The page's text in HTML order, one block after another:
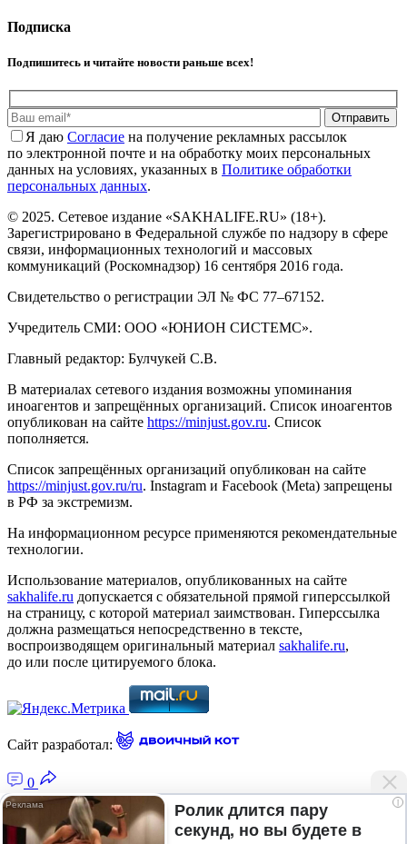
Подписка
Подпишитесь и читайте новости раньше всех!
Отправить
Я даю Cогласие на получение рекламных рассылок
по электронной почте и на обработку моих персональных
данных на условиях, указанных в Политике обработки
персональных данных.
© 2025. Сетевое издание «SAKHALIFE.RU» (18+).
Зарегистрировано в Федеральной службе по надзору в сфере
связи, информационных технологий и массовых
коммуникаций (Роскомнадзор) 16 сентября 2016 года.
Свидетельство о регистрации ЭЛ № ФС 77–67152.
Учредитель СМИ: ООО «ЮНИОН СИСТЕМС».
Главный редактор: Булчукей С.В.
В материалах сетевого издания возможны упоминания
иноагентов и запрещённых организаций. Список иноагентов
опубликован на сайте https://minjust.gov.ru. Список
пополняется.
Список запрещённых организаций опубликован на сайте
https://minjust.gov.ru/ru. Instagram и Facebook (Metа) запрещены
в РФ за экстремизм.
На информационном ресурсе применяются рекомендательные
технологии.
Использование материалов, опубликованных на сайте
sakhalife.ru допускается с обязательной прямой гиперссылкой
на страницу, с которой материал заимствован. Гиперссылка
должна размещаться непосредственно в тексте,
воспроизводящем оригинальный материал sakhalife.ru,
до или после цитируемого блока.
Сайт разработал:
0
i
Ролик длится пару
секунд, но вы будете в